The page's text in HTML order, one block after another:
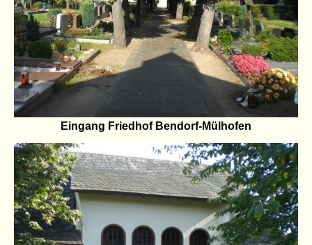
Eingang Friedhof Bendorf-Mülhofen